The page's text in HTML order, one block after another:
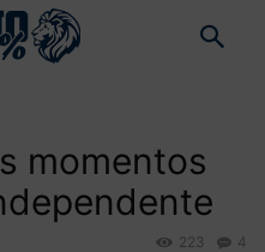
momentos
4
223